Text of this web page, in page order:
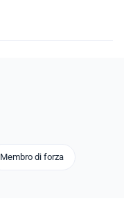
Membro di forza